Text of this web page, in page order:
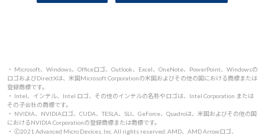
・ Microsoft、Windows、Officeロゴ、Outlook、Excel、OneNote、PowerPoint、Windowsの
ロゴおよびDirectXは、米国Microsoft Corporationの米国およびその他の国における商標または
登録商標です。
・ Intel、インテル、Intel ロゴ、その他のインテルの名称やロゴは、Intel Corporation または
その子会社の商標です。
・ NVIDIA、NVIDIAロゴ、CUDA、TESLA、SLI、GeForce、Quadroは、米国およびその他の国
におけるNVIDIA Corporationの登録商標または商標です。
・ 🄫2021 Advanced Micro Devices, Inc. All rights reserved. AMD、AMD Arrowロゴ、